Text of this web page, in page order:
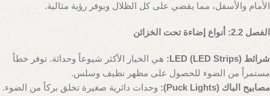
الأمام والأسفل، مما يقضي على كل الظلال ويوفر رؤية مثالية.
الفصل 2.2: أنواع إضاءة تحت الخزائن
شرائط LED (LED Strips):
هي الخيار الأكثر شيوعاً وحداثة. توفر خطاً
مستمراً من الضوء للحصول على مظهر نظيف وسلس.
مصابيح الباك (Puck Lights):
وحدات دائرية صغيرة تخلق بركاً من الضوء.